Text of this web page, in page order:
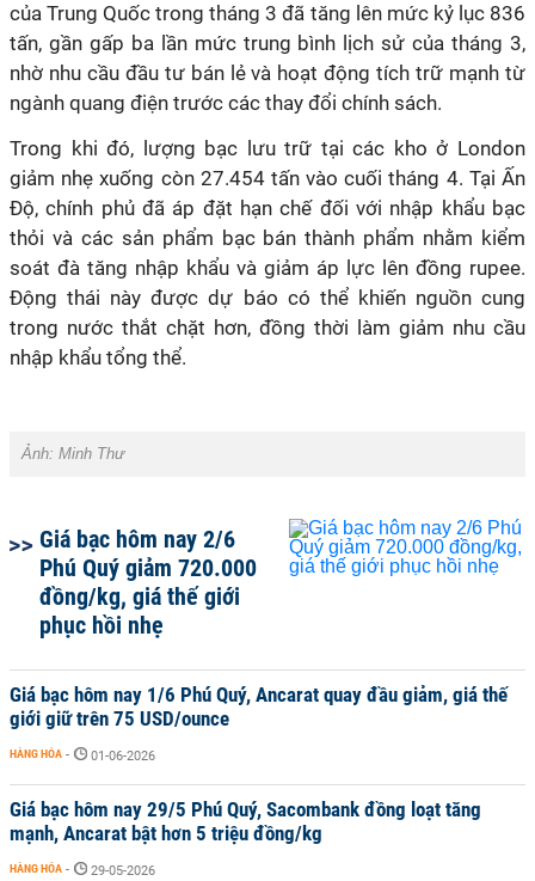
của Trung Quốc trong tháng 3 đã tăng lên mức kỷ lục 836
tấn, gần gấp ba lần mức trung bình lịch sử của tháng 3,
nhờ nhu cầu đầu tư bán lẻ và hoạt động tích trữ mạnh từ
ngành quang điện trước các thay đổi chính sách.
Trong khi đó, lượng bạc lưu trữ tại các kho ở London
giảm nhẹ xuống còn 27.454 tấn vào cuối tháng 4. Tại Ấn
Độ, chính phủ đã áp đặt hạn chế đối với nhập khẩu bạc
thỏi và các sản phẩm bạc bán thành phẩm nhằm kiểm
soát đà tăng nhập khẩu và giảm áp lực lên đồng rupee.
Động thái này được dự báo có thể khiến nguồn cung
trong nước thắt chặt hơn, đồng thời làm giảm nhu cầu
nhập khẩu tổng thể.
Ảnh: Minh Thư
Giá bạc hôm nay 2/6
Phú Quý giảm 720.000
đồng/kg, giá thế giới
phục hồi nhẹ
Giá bạc hôm nay 1/6 Phú Quý, Ancarat quay đầu giảm, giá thế
giới giữ trên 75 USD/ounce
HÀNG HÓA - 01-06-2026
Giá bạc hôm nay 29/5 Phú Quý, Sacombank đồng loạt tăng
mạnh, Ancarat bật hơn 5 triệu đồng/kg
HÀNG HÓA - 29-05-2026